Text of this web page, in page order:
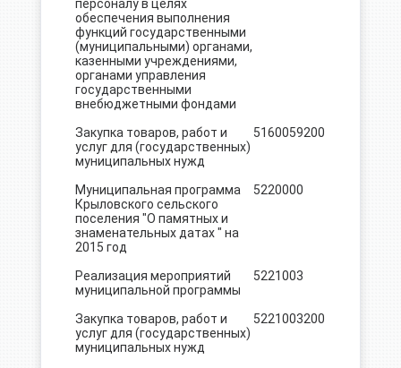
персоналу в целях
обеспечения выполнения
функций государственными
(муниципальными) органами,
казенными учреждениями,
органами управления
государственными
внебюджетными фондами
Закупка товаров, работ и
услуг для (государственных)
муниципальных нужд
5160059200
Муниципальная программа
Крыловского сельского
поселения "О памятных и
знаменательных датах " на
2015 год
5220000
Реализация мероприятий
муниципальной программы
5221003
Закупка товаров, работ и
услуг для (государственных)
муниципальных нужд
5221003200